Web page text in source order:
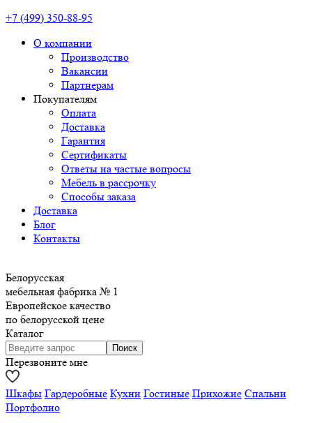
+7 (499) 350-88-95
О компании
Производство
Вакансии
Партнерам
Покупателям
Оплата
Доставка
Гарантия
Сертификаты
Ответы на частые вопросы
Мебель в рассрочку
Способы заказа
Доставка
Блог
Контакты
Белорусская
мебельная фабрика № 1
Европейское качество
по белорусской цене
Каталог
Перезвоните мне
Шкафы Гардеробные Кухни Гостиные Прихожие Спальни
Портфолио